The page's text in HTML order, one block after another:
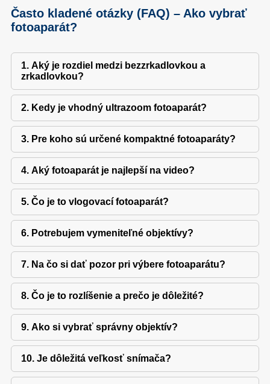
Často kladené otázky (FAQ) – Ako vybrať
fotoaparát?
1. Aký je rozdiel medzi bezzrkadlovkou a
zrkadlovkou?
2. Kedy je vhodný ultrazoom fotoaparát?
3. Pre koho sú určené kompaktné fotoaparáty?
4. Aký fotoaparát je najlepší na video?
5. Čo je to vlogovací fotoaparát?
6. Potrebujem vymeniteľné objektívy?
7. Na čo si dať pozor pri výbere fotoaparátu?
8. Čo je to rozlíšenie a prečo je dôležité?
9. Ako si vybrať správny objektív?
10. Je dôležitá veľkosť snímača?